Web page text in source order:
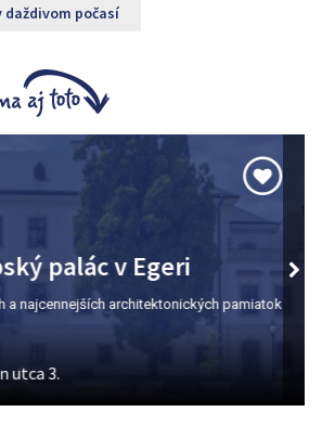
daždivom počasí
palác v Egeri
a najcennejších architektonických pamiatok
utca 3.